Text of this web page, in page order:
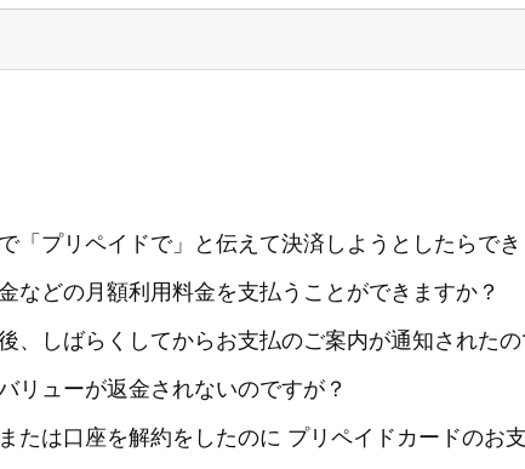
「プリペイドで」と伝えて決済しようとしたらでき
などの月額利用料金を支払うことができますか？
、しばらくしてからお支払のご案内が通知されたの
リューが返金されないのですが？
たは口座を解約をしたのに プリペイドカードのお